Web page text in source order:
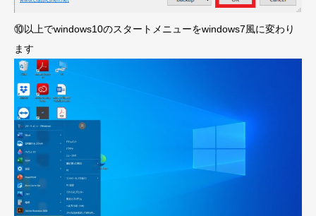
⑩以上でwindows10のスタートメニューをwindows7風に変わり
ます